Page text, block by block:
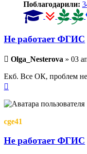
Поблагодарили:
Не работает ФГИС
Непрочитанное
сообщение
Olga_Nesterova » 03
Екб. Все ОК, проблем
началу
cge41
Не работает ФГИС